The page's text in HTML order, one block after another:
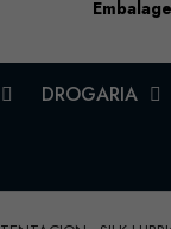
DROGARIA